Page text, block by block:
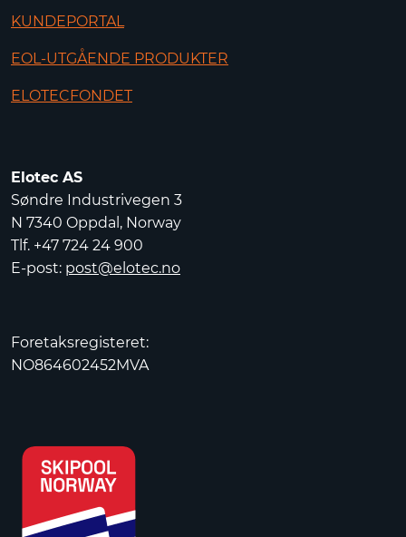
KUNDEPORTAL
EOL-UTGÅENDE PRODUKTER
ELOTECFONDET
Elotec AS
Søndre Industrivegen 3
N 7340 Oppdal, Norway
Tlf. +47 724 24 900
E-post: post@elotec.no
Foretaksregisteret:
NO864602452MVA